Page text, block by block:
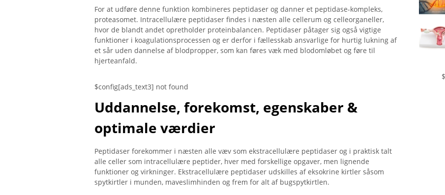
For at udføre denne funktion kombineres peptidaser og danner et peptidase-kompleks,
proteasomet. Intracellulære peptidaser findes i næsten alle cellerum og celleorganeller,
hvor de blandt andet opretholder proteinbalancen. Peptidaser påtager sig også vigtige
funktioner i koagulationsprocessen og er derfor i fællesskab ansvarlige for hurtig lukning af
et sår uden dannelse af blodpropper, som kan føres væk med blodomløbet og føre til
hjerteanfald.
$config[ads_text3] not found
Uddannelse, forekomst, egenskaber &
optimale værdier
Peptidaser forekommer i næsten alle væv som ekstracellulære peptidaser og i praktisk talt
alle celler som intracellulære peptider, hver med forskellige opgaver, men lignende
funktioner og virkninger. Ekstracellulære peptidaser udskilles af eksokrine kirtler såsom
spytkirtler i munden, maveslimhinden og frem for alt af bugspytkirtlen.